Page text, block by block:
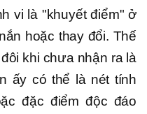
vi là "khuyết điểm" ở
hoặc thay đổi. Thế
khi chưa nhận ra là
ấy có thể là nét tính
đặc điểm độc đáo